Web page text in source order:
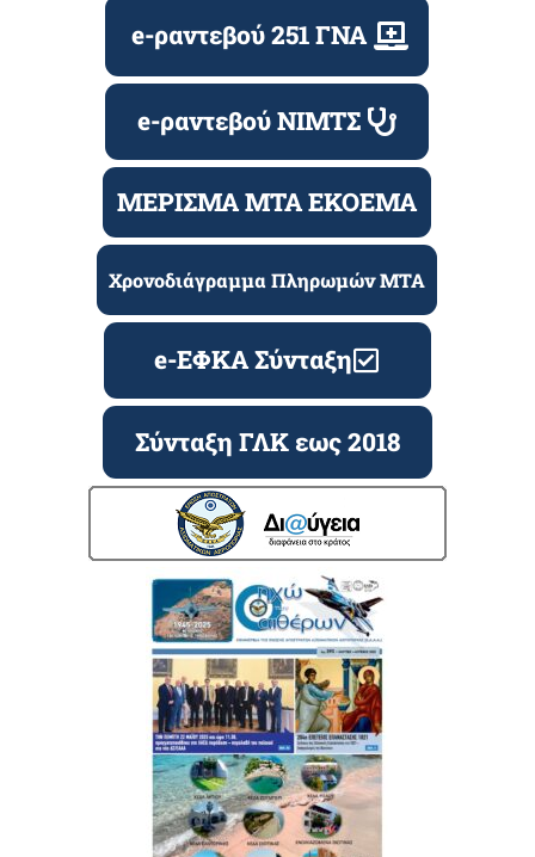
e-ραντεβού 251 ΓΝΑ
e-ραντεβού ΝΙΜΤΣ
ΜΕΡΙΣΜΑ ΜΤΑ ΕΚΟΕΜΑ
Χρονοδιάγραμμα Πληρωμών ΜΤΑ
e-ΕΦΚΑ Σύνταξη
Σύνταξη ΓΛΚ εως 2018